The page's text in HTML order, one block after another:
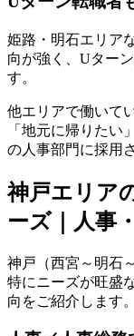
姫路・明石エリア
向が強く、Uター
す。
他エリアで働いて
「地元に帰りたい
の人事部門に採用
神戸エリア
ーズ｜人事
神戸（西宮～明石
特にニーズが旺盛
向をご紹介します。